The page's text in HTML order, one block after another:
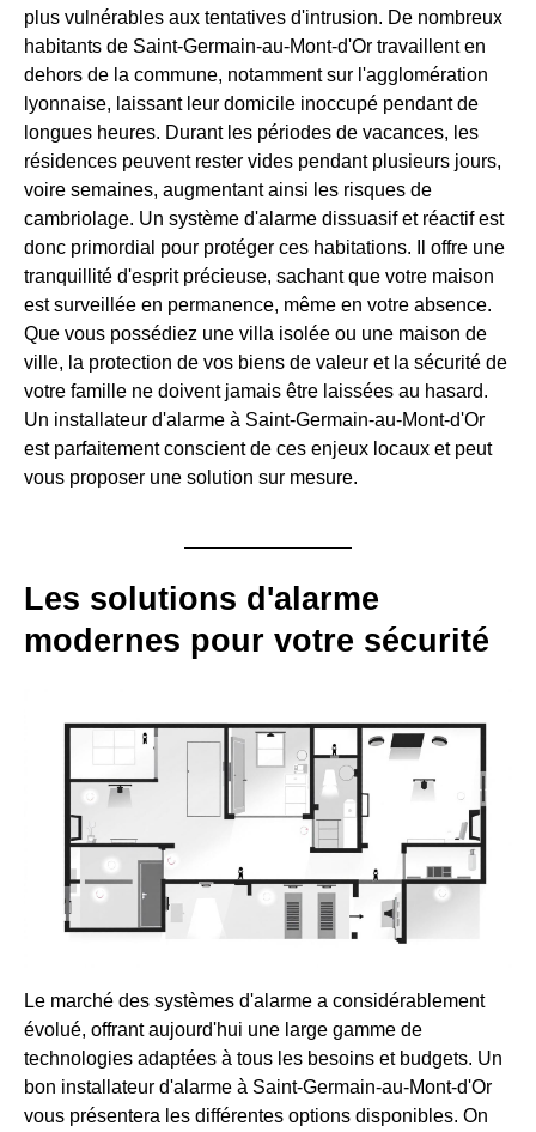
plus vulnérables aux tentatives d'intrusion. De nombreux
habitants de Saint-Germain-au-Mont-d'Or travaillent en
dehors de la commune, notamment sur l'agglomération
lyonnaise, laissant leur domicile inoccupé pendant de
longues heures. Durant les périodes de vacances, les
résidences peuvent rester vides pendant plusieurs jours,
voire semaines, augmentant ainsi les risques de
cambriolage. Un système d'alarme dissuasif et réactif est
donc primordial pour protéger ces habitations. Il offre une
tranquillité d'esprit précieuse, sachant que votre maison
est surveillée en permanence, même en votre absence.
Que vous possédiez une villa isolée ou une maison de
ville, la protection de vos biens de valeur et la sécurité de
votre famille ne doivent jamais être laissées au hasard.
Un installateur d'alarme à Saint-Germain-au-Mont-d'Or
est parfaitement conscient de ces enjeux locaux et peut
vous proposer une solution sur mesure.
Les solutions d'alarme
modernes pour votre sécurité
Le marché des systèmes d'alarme a considérablement
évolué, offrant aujourd'hui une large gamme de
technologies adaptées à tous les besoins et budgets. Un
bon installateur d'alarme à Saint-Germain-au-Mont-d'Or
vous présentera les différentes options disponibles. On